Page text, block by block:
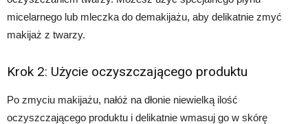
micelarnego lub mleczka do demakijażu, aby delikatnie zmyć
makijaż z twarzy.
Krok 2: Użycie oczyszczającego produktu
Po zmyciu makijażu, nałóż na dłonie niewielką ilość
oczyszczającego produktu i delikatnie wmasuj go w skórę